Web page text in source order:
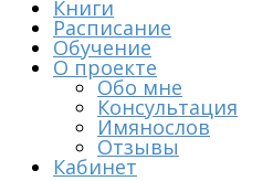
Книги
Расписание
Обучение
О проекте
Обо мне
Консультация
Имянослов
Отзывы
Кабинет